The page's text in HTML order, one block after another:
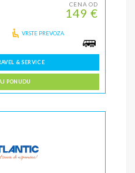
CENA OD
149 €
VRSTE PREVOZA
& SERVICE
PONUDU